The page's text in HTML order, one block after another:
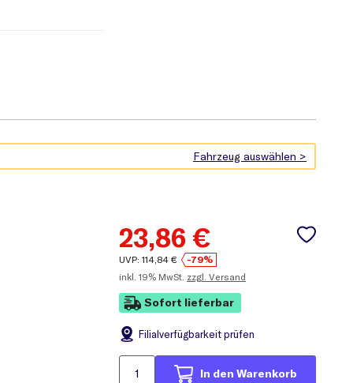
23,86 €
UVP: 114,84€
-79%
inkl. 19% MwSt. zzgl. Versand
Sofort lieferbar
Filialverfügbarkeit prüfen
In den Warenkorb